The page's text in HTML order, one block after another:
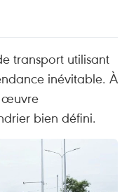
transport utilisant
inévitable. À
œuvre
bien défini.